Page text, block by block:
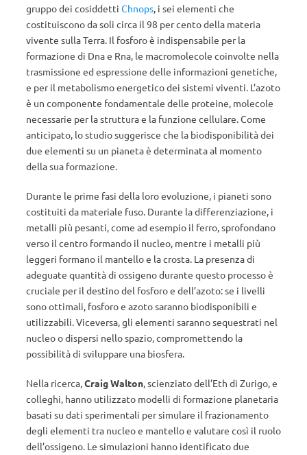
gruppo dei cosiddetti Chnops, i sei elementi che
costituiscono da soli circa il 98 per cento della materia
vivente sulla Terra. Il fosforo è indispensabile per la
formazione di Dna e Rna, le macromolecole coinvolte nella
trasmissione ed espressione delle informazioni genetiche,
e per il metabolismo energetico dei sistemi viventi. L’azoto
è un componente fondamentale delle proteine, molecole
necessarie per la struttura e la funzione cellulare. Come
anticipato, lo studio suggerisce che la biodisponibilità dei
due elementi su un pianeta è determinata al momento
della sua formazione.
Durante le prime fasi della loro evoluzione, i pianeti sono
costituiti da materiale fuso. Durante la differenziazione, i
metalli più pesanti, come ad esempio il ferro, sprofondano
verso il centro formando il nucleo, mentre i metalli più
leggeri formano il mantello e la crosta. La presenza di
adeguate quantità di ossigeno durante questo processo è
cruciale per il destino del fosforo e dell’azoto: se i livelli
sono ottimali, fosforo e azoto saranno biodisponibili e
utilizzabili. Viceversa, gli elementi saranno sequestrati nel
nucleo o dispersi nello spazio, compromettendo la
possibilità di sviluppare una biosfera.
Nella ricerca,Craig Walton, scienziato dell’Eth di Zurigo, e
colleghi, hanno utilizzato modelli di formazione planetaria
basati su dati sperimentali per simulare il frazionamento
degli elementi tra nucleo e mantello e valutare così il ruolo
dell’ossigeno. Le simulazioni hanno identificato due